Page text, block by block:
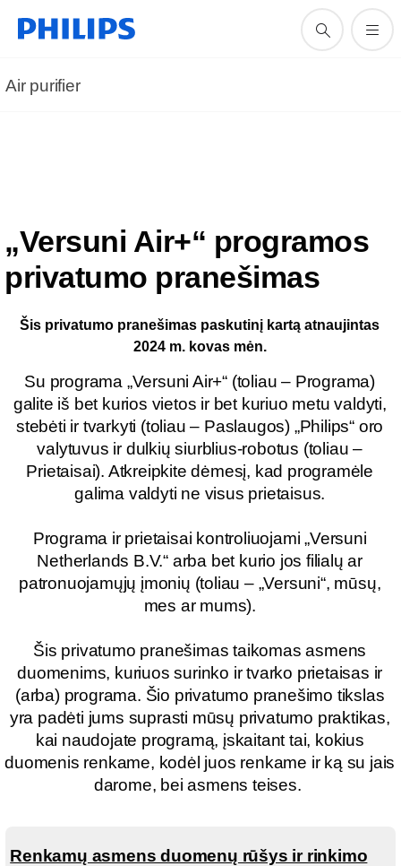
Air purifier
„Versuni Air+“ programos
privatumo pranešimas
Šis privatumo pranešimas paskutinį kartą atnaujintas
2024 m. kovas mėn.
Su programa „Versuni Air+“ (toliau – Programa)
galite iš bet kurios vietos ir bet kuriuo metu valdyti,
stebėti ir tvarkyti (toliau – Paslaugos) „Philips“ oro
valytuvus ir dulkių siurblius-robotus (toliau –
Prietaisai). Atkreipkite dėmesį, kad programėle
galima valdyti ne visus prietaisus.
Programa ir prietaisai kontroliuojami „Versuni
Netherlands B.V.“ arba bet kurio jos filialų ar
patronuojamųjų įmonių (toliau – „Versuni“, mūsų,
mes ar mums).
Šis privatumo pranešimas taikomas asmens
duomenims, kuriuos surinko ir tvarko prietaisas ir
(arba) programa. Šio privatumo pranešimo tikslas
yra padėti jums suprasti mūsų privatumo praktikas,
kai naudojate programą, įskaitant tai, kokius
duomenis renkame, kodėl juos renkame ir ką su jais
darome, bei asmens teises.
Renkamų asmens duomenų rūšys ir rinkimo